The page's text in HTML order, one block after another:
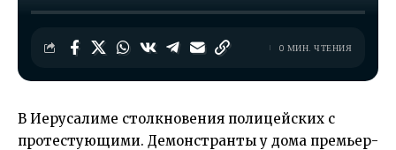
0 МИН. ЧТЕНИЯ
В Иерусалиме столкновения полицейских с
протестующими. Демонстранты у дома премьер-